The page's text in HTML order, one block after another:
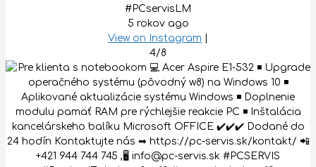
#PCservisLM
5 rokov ago
View on Instagram |
4/8